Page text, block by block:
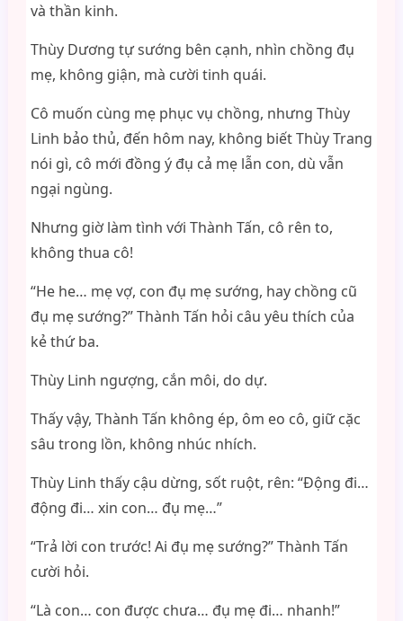
và thần kinh.
Thùy Dương tự sướng bên cạnh, nhìn chồng đụ
mẹ, không giận, mà cười tinh quái.
Cô muốn cùng mẹ phục vụ chồng, nhưng Thùy
Linh bảo thủ, đến hôm nay, không biết Thùy Trang
nói gì, cô mới đồng ý đụ cả mẹ lẫn con, dù vẫn
ngại ngùng.
Nhưng giờ làm tình với Thành Tấn, cô rên to,
không thua cô!
“He he… mẹ vợ, con đụ mẹ sướng, hay chồng cũ
đụ mẹ sướng?” Thành Tấn hỏi câu yêu thích của
kẻ thứ ba.
Thùy Linh ngượng, cắn môi, do dự.
Thấy vậy, Thành Tấn không ép, ôm eo cô, giữ cặc
sâu trong lồn, không nhúc nhích.
Thùy Linh thấy cậu dừng, sốt ruột, rên: “Động đi…
động đi… xin con… đụ mẹ…”
“Trả lời con trước! Ai đụ mẹ sướng?” Thành Tấn
cười hỏi.
“Là con… con được chưa… đụ mẹ đi… nhanh!”